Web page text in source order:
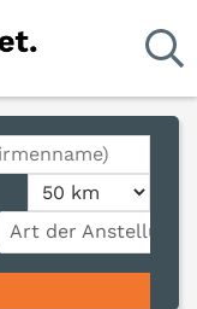
Art der Anstellung